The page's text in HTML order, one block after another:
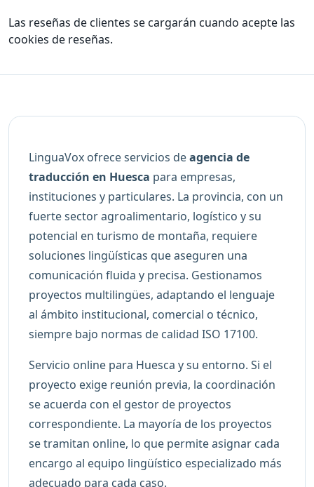
Las reseñas de clientes se cargarán cuando acepte las
cookies de reseñas.
LinguaVox ofrece servicios deagencia de
traducción en Huesca para empresas,
instituciones y particulares. La provincia, con un
fuerte sector agroalimentario, logístico y su
potencial en turismo de montaña, requiere
soluciones lingüísticas que aseguren una
comunicación fluida y precisa. Gestionamos
proyectos multilingües, adaptando el lenguaje
al ámbito institucional, comercial o técnico,
siempre bajo normas de calidad ISO 17100.
Servicio online para Huesca y su entorno. Si el
proyecto exige reunión previa, la coordinación
se acuerda con el gestor de proyectos
correspondiente. La mayoría de los proyectos
se tramitan online, lo que permite asignar cada
encargo al equipo lingüístico especializado más
adecuado para cada caso.